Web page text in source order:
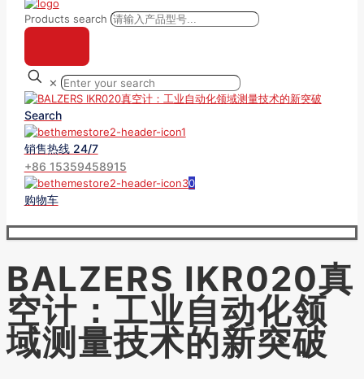
Products search
✕
Search
销售热线 24/7
+86 15359458915
0
购物车
BALZERS IKR020真
空计：工业自动化领
域测量技术的新突破